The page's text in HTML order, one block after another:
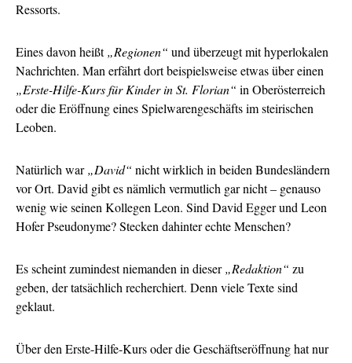
Ressorts.
Eines davon heißt„Regionen“ und überzeugt mit hyperlokalen
Nachrichten. Man erfährt dort beispielsweise etwas über einen
„Erste-Hilfe-Kurs für Kinder in St. Florian“ in Oberösterreich
oder die Eröffnung eines Spielwarengeschäfts im steirischen
Leoben.
Natürlich war„David“ nicht wirklich in beiden Bundesländern
vor Ort. David gibt es nämlich vermutlich gar nicht – genauso
wenig wie seinen Kollegen Leon. Sind David Egger und Leon
Hofer Pseudonyme? Stecken dahinter echte Menschen?
Es scheint zumindest niemanden in dieser„Redaktion“ zu
geben, der tatsächlich recherchiert. Denn viele Texte sind
geklaut.
Über den Erste-Hilfe-Kurs oder die Geschäftseröffnung hat nur